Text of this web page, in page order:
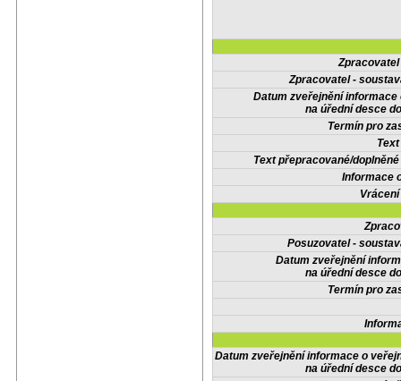
Zpracovatel -
Datum zveřejnění informace
na úřední desce
Termín pro
Text přepracované/
Informace
Posuzovatel -
Datum zveřejnění
na úřední desce
Termín pro
Datum zveřejnění informace o
na úřední desce